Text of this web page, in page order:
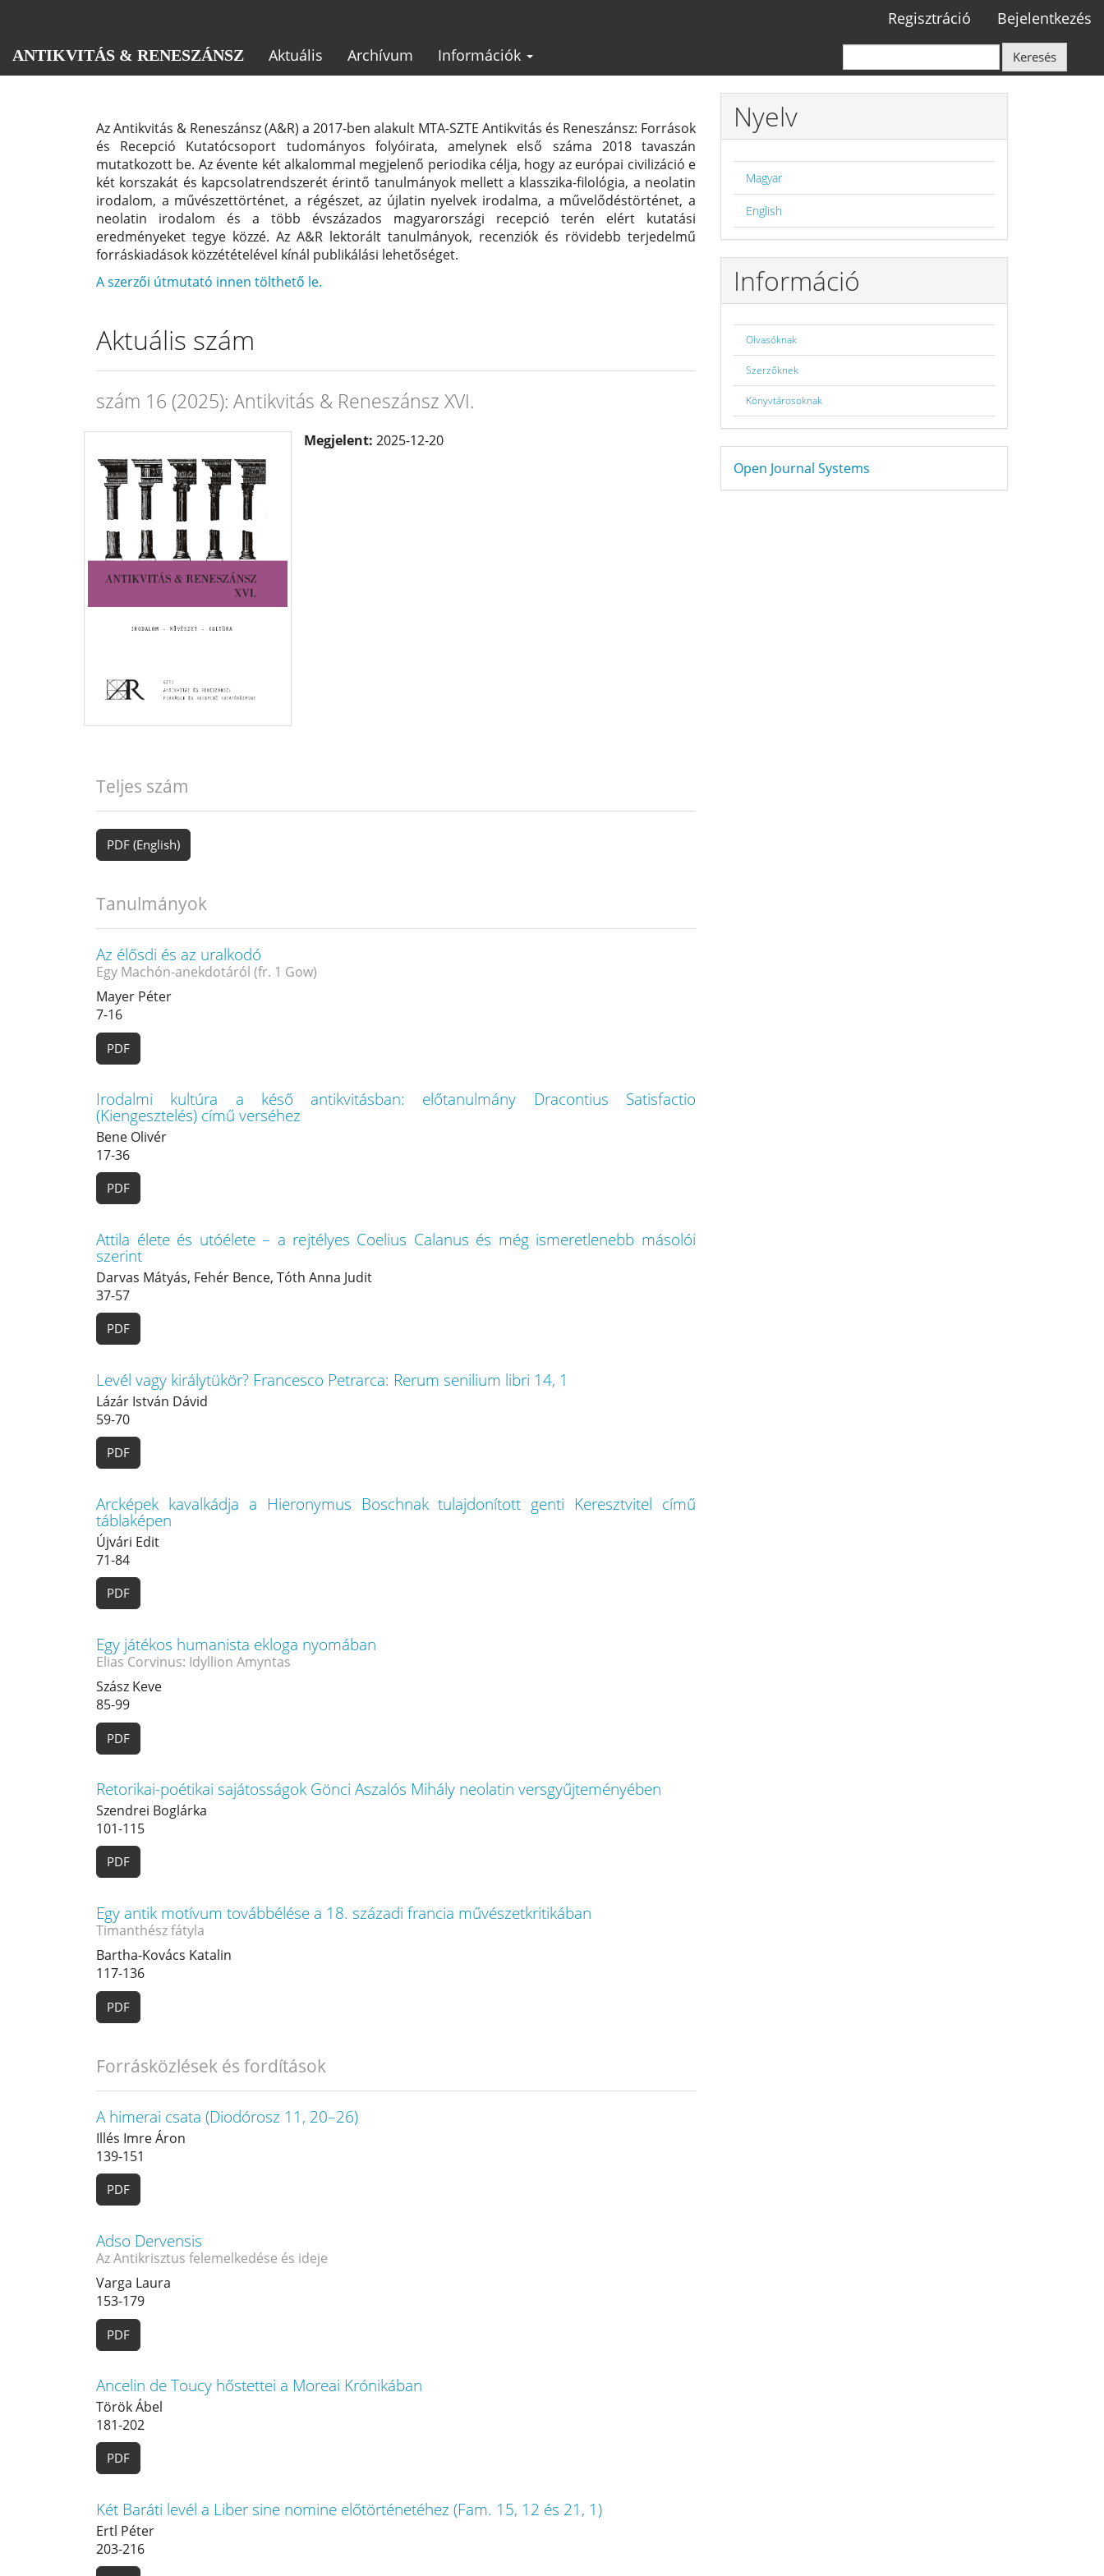
Content
Sidebar
Regisztráció Bejelentkezés
ANTIKVITÁS & RENESZÁNSZ Aktuális Archívum Információk Keresés
Az Antikvitás & Reneszánsz (A&R) a 2017-ben alakult MTA-SZTE Antikvitás és Reneszánsz: Források
és Recepció Kutatócsoport tudományos folyóirata, amelynek első száma 2018 tavaszán
mutatkozott be. Az évente két alkalommal megjelenő periodika célja, hogy az európai civilizáció e
két korszakát és kapcsolatrendszerét érintő tanulmányok mellett a klasszika-filológia, a neolatin
irodalom, a művészettörténet, a régészet, az újlatin nyelvek irodalma, a művelődéstörténet, a
neolatin irodalom és a több évszázados magyarországi recepció terén elért kutatási
eredményeket tegye közzé. Az A&R lektorált tanulmányok, recenziók és rövidebb terjedelmű
forráskiadások közzétételével kínál publikálási lehetőséget.
A szerzői útmutató innen tölthető le.
Aktuális szám
szám 16 (2025): Antikvitás & Reneszánsz XVI.
Megjelent:2025-12-20
Teljes szám
PDF (English)
Tanulmányok
Az élősdi és az uralkodó
Egy Machón-anekdotáról (fr. 1 Gow)
Mayer Péter
7-16
PDF
Irodalmi kultúra a késő antikvitásban: előtanulmány Dracontius Satisfactio
(Kiengesztelés) című verséhez
Bene Olivér
17-36
PDF
Attila élete és utóélete – a rejtélyes Coelius Calanus és még ismeretlenebb másolói
szerint
Darvas Mátyás, Fehér Bence, Tóth Anna Judit
37-57
PDF
Levél vagy királytükör? Francesco Petrarca: Rerum senilium libri 14, 1
Lázár István Dávid
59-70
PDF
Arcképek kavalkádja a Hieronymus Boschnak tulajdonított genti Keresztvitel című
táblaképen
Újvári Edit
71-84
PDF
Egy játékos humanista ekloga nyomában
Elias Corvinus: Idyllion Amyntas
Szász Keve
85-99
PDF
Retorikai-poétikai sajátosságok Gönci Aszalós Mihály neolatin versgyűjteményében
Szendrei Boglárka
101-115
PDF
Egy antik motívum továbbélése a 18. századi francia művészetkritikában
Timanthész fátyla
Bartha-Kovács Katalin
117-136
PDF
Forrásközlések és fordítások
A himerai csata (Diodórosz 11, 20–26)
Illés Imre Áron
139-151
PDF
Adso Dervensis
Az Antikrisztus felemelkedése és ideje
Varga Laura
153-179
PDF
Ancelin de Toucy hőstettei a Moreai Krónikában
Török Ábel
181-202
PDF
Két Baráti levél a Liber sine nomine előtörténetéhez (Fam. 15, 12 és 21, 1)
Ertl Péter
203-216
Nyelv
Magyar
English
Információ
Olvasóknak
Szerzőknek
Könyvtárosoknak
Developed
By
Open Journal Systems